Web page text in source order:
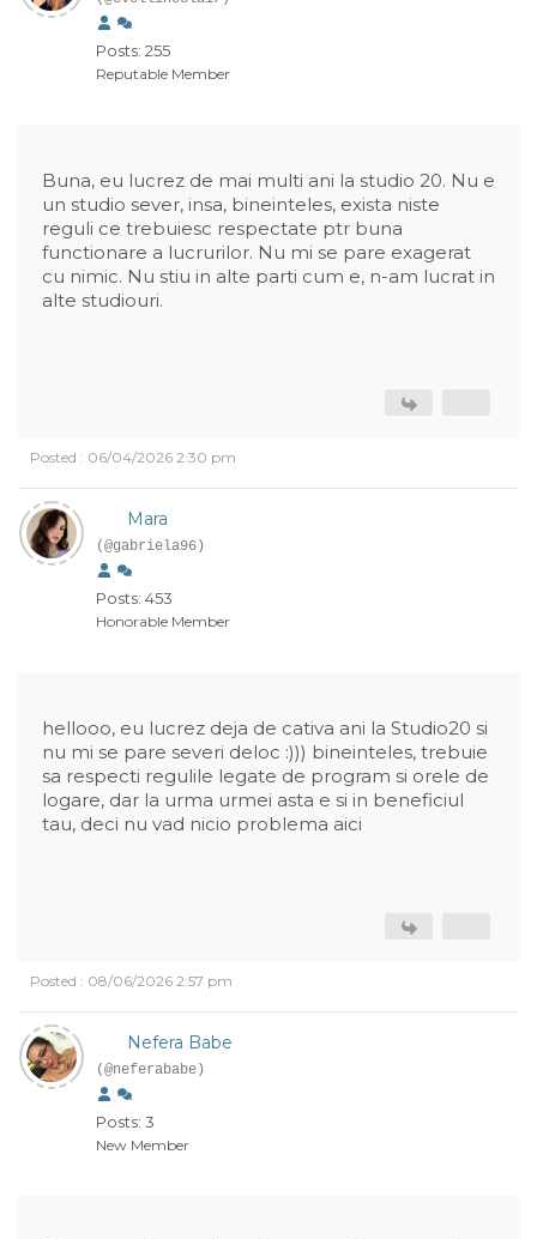
Posts: 255
Reputable Member
Buna, eu lucrez de mai multi ani la studio 20. Nu e
un studio sever, insa, bineinteles, exista niste
reguli ce trebuiesc respectate ptr buna
functionare a lucrurilor. Nu mi se pare exagerat
cu nimic. Nu stiu in alte parti cum e, n-am lucrat in
alte studiouri.
Posted : 06/04/2026 2:30 pm
Mara
(@gabriela96)
Posts: 453
Honorable Member
hellooo, eu lucrez deja de cativa ani la Studio20 si
nu mi se pare severi deloc :))) bineinteles, trebuie
sa respecti regulile legate de program si orele de
logare, dar la urma urmei asta e si in beneficiul
tau, deci nu vad nicio problema aici
Posted : 08/06/2026 2:57 pm
Nefera Babe
(@neferababe)
Posts: 3
New Member